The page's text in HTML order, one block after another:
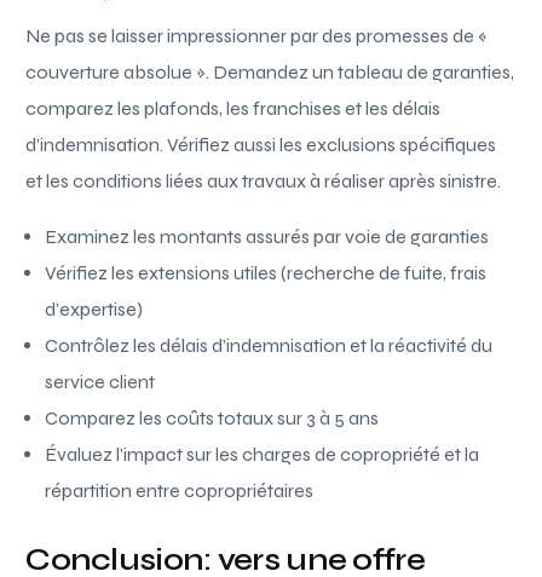
Ne pas se laisser impressionner par des promesses de «
couverture absolue ». Demandez un tableau de garanties,
comparez les plafonds, les franchises et les délais
d’indemnisation. Vérifiez aussi les exclusions spécifiques
et les conditions liées aux travaux à réaliser après sinistre.
Examinez les montants assurés par voie de garanties
Vérifiez les extensions utiles (recherche de fuite, frais
d’expertise)
Contrôlez les délais d’indemnisation et la réactivité du
service client
Comparez les coûts totaux sur 3 à 5 ans
Évaluez l’impact sur les charges de copropriété et la
répartition entre copropriétaires
Conclusion: vers une offre